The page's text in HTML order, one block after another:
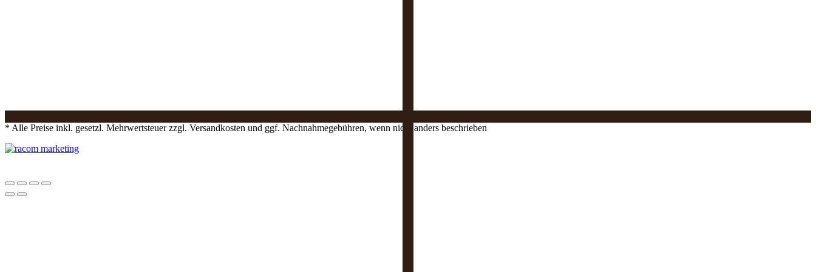
* Alle Preise inkl. gesetzl. Mehrwertsteuer zzgl. Versandkosten und ggf. Nachnahmegebühren, wenn nicht anders beschrieben